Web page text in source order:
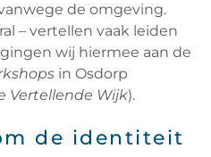
de omgeving.
– vertellen vaak leiden
wij hiermee aan de
in Osdorp
Vertellende Wijk).
de identiteit